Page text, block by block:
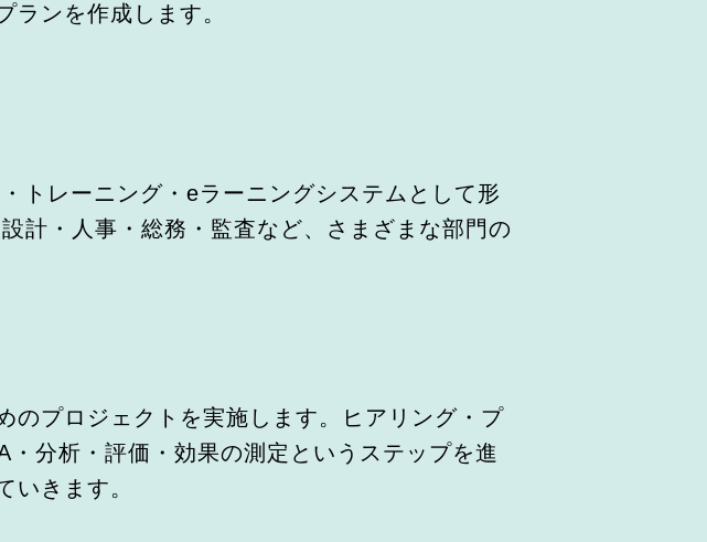
ンを作成します。
トレーニング・eラーニングシステムとして形
計・人事・総務・監査など、さまざまな部門の
のプロジェクトを実施します。ヒアリング・プ
分析・評価・効果の測定というステップを進
いきます。